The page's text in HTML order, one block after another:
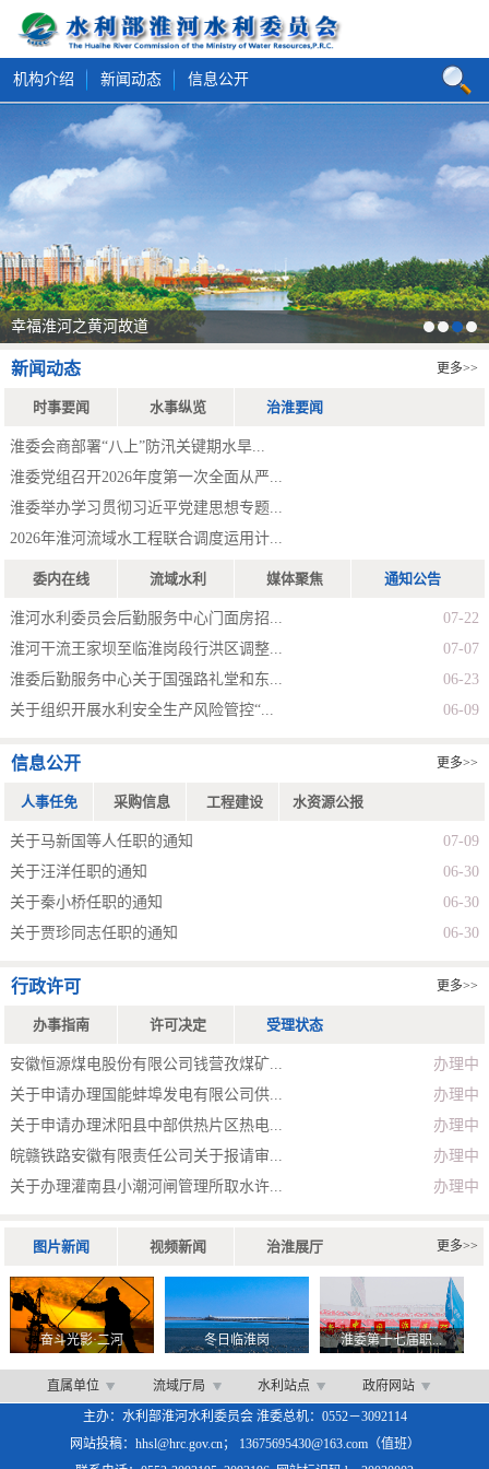
机构介绍 新闻动态 信息公开
幸福淮河之黄河故道 1 2 3 4
新闻动态 更多>>
时事要闻 水事纵览 治淮要闻
淮委会商部署“八上”防汛关键期水旱...
淮委党组召开2026年度第一次全面从严...
淮委举办学习贯彻习近平党建思想专题...
2026年淮河流域水工程联合调度运用计...
委内在线 流域水利 媒体聚焦 通知公告
淮河水利委员会后勤服务中心门面房招...
07-22
淮河干流王家坝至临淮岗段行洪区调整...
07-07
淮委后勤服务中心关于国强路礼堂和东...
06-23
关于组织开展水利安全生产风险管控“...
06-09
信息公开 更多>>
人事任免 采购信息 工程建设 水资源公报
关于马新国等人任职的通知
07-09
关于汪洋任职的通知
06-30
关于秦小桥任职的通知
06-30
关于贾珍同志任职的通知
06-30
行政许可 更多>>
办事指南 许可决定 受理状态
安徽恒源煤电股份有限公司钱营孜煤矿...
办理中
关于申请办理国能蚌埠发电有限公司供...
办理中
关于申请办理沭阳县中部供热片区热电...
办理中
皖赣铁路安徽有限责任公司关于报请审...
办理中
关于办理灌南县小潮河闸管理所取水许...
办理中
图片新闻 视频新闻 治淮展厅 更多>>
奋斗光影·二河 冬日临淮岗 淮委第十七届职...
直属单位 流域厅局 水利站点
政府网站
主办：水利部淮河水利委员会 淮委总机：0552－3092114
网站投稿：hhsl@hrc.gov.cn； 13675695430@163.com（值班）